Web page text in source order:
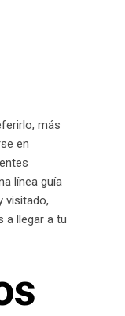
más
en
línea guía
visitado,
a llegar a tu